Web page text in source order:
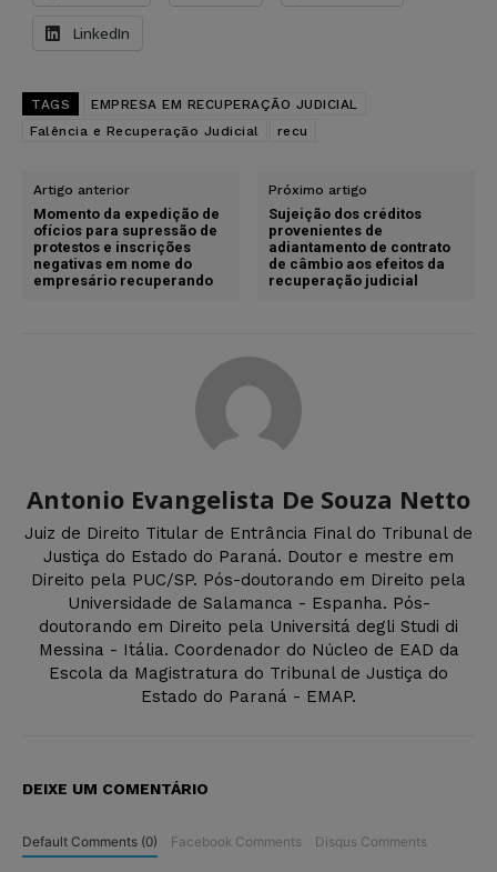
LinkedIn
TAGS
EMPRESA EM RECUPERAÇÃO JUDICIAL
Falência e Recuperação Judicial
recu
Artigo anterior
Momento da expedição de
ofícios para supressão de
protestos e inscrições
negativas em nome do
empresário recuperando
Próximo artigo
Sujeição dos créditos
provenientes de
adiantamento de contrato
de câmbio aos efeitos da
recuperação judicial
Antonio Evangelista De Souza Netto
Juiz de Direito Titular de Entrância Final do Tribunal de
Justiça do Estado do Paraná. Doutor e mestre em
Direito pela PUC/SP. Pós-doutorando em Direito pela
Universidade de Salamanca - Espanha. Pós-
doutorando em Direito pela Universitá degli Studi di
Messina - Itália. Coordenador do Núcleo de EAD da
Escola da Magistratura do Tribunal de Justiça do
Estado do Paraná - EMAP.
DEIXE UM COMENTÁRIO
Default Comments (0) Facebook Comments Disqus Comments